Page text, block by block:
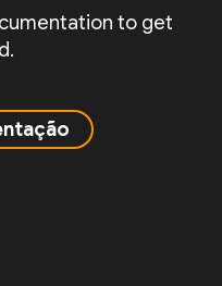
to get